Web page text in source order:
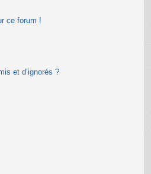
ce forum !
et d’ignorés ?